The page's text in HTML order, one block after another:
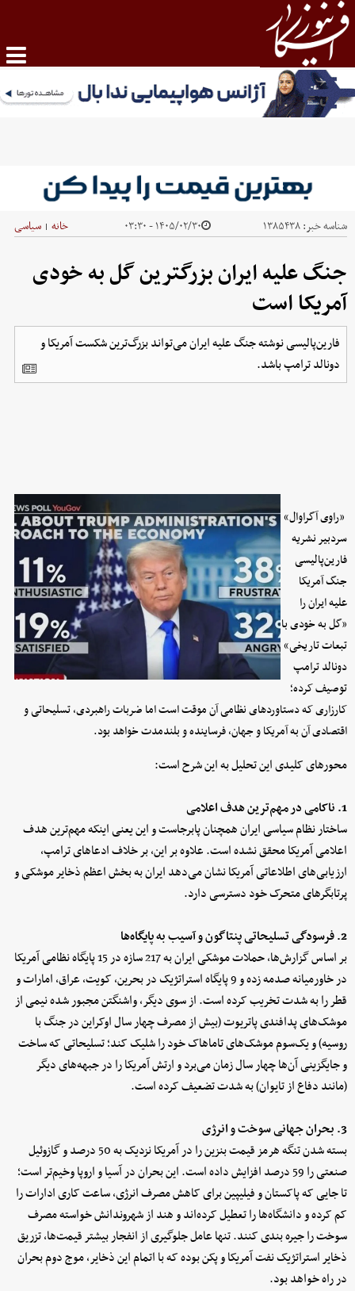
شناسه خبر:۱۳۸۵۴۳۸ ۱۴۰۵/۰۲/۳۰ - ۰۳:۳۰ خانه | سیاسی
جنگ علیه ایران بزرگترین گل به خودی
آمریکا است
فارین‌پالیسی نوشته جنگ علیه ایران می‌تواند بزرگ‌ترین شکست آمریکا و
دونالد ترامپ باشد.
«راوی آگراوال»
سردبیر نشریه
فارین‌پالیسی
جنگ آمریکا
علیه ایران را
«گل به خودی با
تبعات تاریخی»
دونالد ترامپ
توصیف کرده؛
کارزاری که دستاوردهای نظامی آن موقت است اما ضربات راهبردی، تسلیحاتی و
اقتصادی آن به آمریکا و جهان، فرساینده و بلندمدت خواهد بود.
محورهای کلیدی این تحلیل به این شرح است:
1. ناکامی در مهم‌ترین هدف اعلامی
ساختار نظام سیاسی ایران همچنان پابرجاست و این یعنی اینکه مهم‌ترین هدف
اعلامی آمریکا محقق نشده است. علاوه بر این، بر خلاف ادعاهای ترامپ،
ارزیابی‌های اطلاعاتی آمریکا نشان می‌دهد ایران به بخش اعظم ذخایر موشکی و
پرتابگرهای متحرک خود دسترسی دارد.
2. فرسودگی تسلیحاتی پنتاگون و آسیب به پایگاه‌ها
بر اساس گزارش‌ها، حملات موشکی ایران به 217 سازه در 15 پایگاه نظامی آمریکا
در خاورمیانه صدمه زده و 9 پایگاه استراتژیک در بحرین، کویت، عراق، امارات و
قطر را به شدت تخریب کرده است. از سوی دیگر، واشنگتن مجبور شده نیمی از
موشک‌های پدافندی پاتریوت (بیش از مصرف چهار سال اوکراین در جنگ با
روسیه) و یک‌سوم موشک‌های تاماهاک خود را شلیک کند؛ تسلیحاتی که ساخت
و جایگزینی آن‌ها چهار سال زمان می‌برد و ارتش آمریکا را در جبهه‌های دیگر
(مانند دفاع از تایوان) به شدت تضعیف کرده است.
3. بحران جهانی سوخت و انرژی
بسته شدن تنگه هرمز قیمت بنزین را در آمریکا نزدیک به 50 درصد و گازوئیل
صنعتی را 59 درصد افزایش داده است. این بحران در آسیا و اروپا وخیم‌تر است؛
تا جایی که پاکستان و فیلیپین برای کاهش مصرف انرژی، ساعت کاری ادارات را
کم کرده و دانشگاه‌ها را تعطیل کرده‌اند و هند از شهروندانش خواسته مصرف
سوخت را جیره بندی کنند. تنها عامل جلوگیری از انفجار بیشتر قیمت‌ها، تزریق
ذخایر استراتژیک نفت آمریکا و پکن بوده که با اتمام این ذخایر، موج دوم بحران
در راه خواهد بود.